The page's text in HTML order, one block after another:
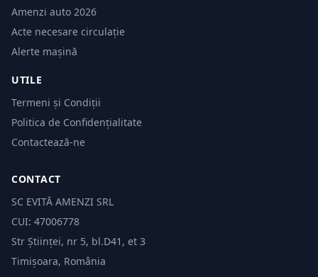
Amenzi auto 2026
Acte necesare circulație
Alerte mașină
UTILE
Termeni și Condiții
Politica de Confidențialitate
Contactează-ne
CONTACT
SC EVITĂ AMENZI SRL
CUI: 47006778
Str Științei, nr 5, bl.D41, et 3
Timișoara, România